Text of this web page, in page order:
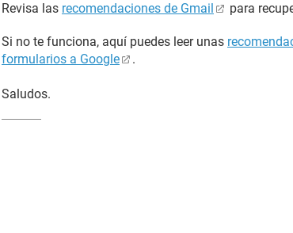
Revisa las recomendaciones de Gmail para
Si no te funciona, aquí puedes leer unas
formularios a Google
.
Saludos.